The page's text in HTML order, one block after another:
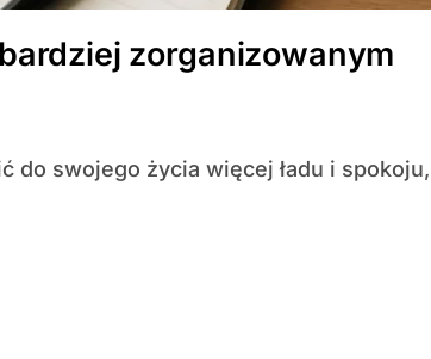
zorganizowanym
do swojego życia więcej ładu i